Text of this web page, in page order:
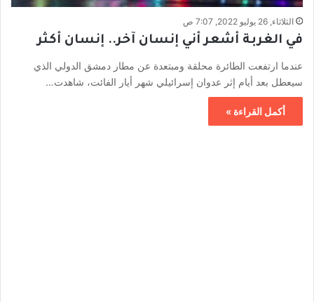
الثلاثاء, 26 يوليو 2022, 7:07 ص
في الغربة أشعر أني إنسان آخر.. إنسان أكثر
عندما ارتفعت الطائرة محلقة ومبتعدة عن مطار دمشق الدولي الذي
سيعطل بعد أيام إثر عدوان إسرائيلي شهر أيار الفائت، شاهدت…
أكمل القراءة »